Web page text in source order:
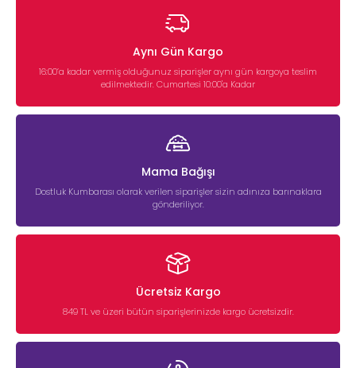
Aynı Gün Kargo
16:00’a kadar vermiş olduğunuz siparişler aynı gün kargoya teslim
edilmektedir. Cumartesi 10:00'a Kadar
Mama Bağışı
Dostluk Kumbarası olarak verilen siparişler sizin adınıza barınaklara
gönderiliyor.
Ücretsiz Kargo
849 TL ve üzeri bütün siparişlerinizde kargo ücretsizdir.